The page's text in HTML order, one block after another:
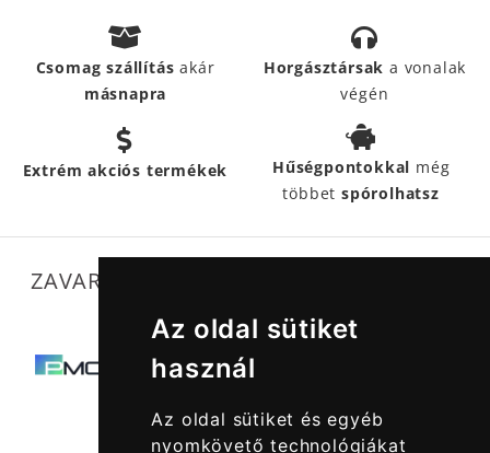
Az oldal sütiket
használ
Az oldal sütiket és egyéb
nyomkövető technológiákat
Csomag szállításakár
másnapra
Horgásztársak a vonalak
végén
Extrém akciós termékek Hűségpontokkal még
többetspórolhatsz
ZAVARTALAN MŰKÖDÉSÜNKET SEGÍTIK